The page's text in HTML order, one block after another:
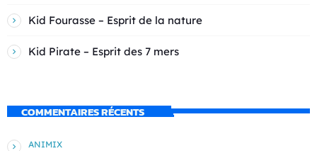
Kid Fourasse – Esprit de la nature
Kid Pirate – Esprit des 7 mers
COMMENTAIRES RÉCENTS
ANIMIX